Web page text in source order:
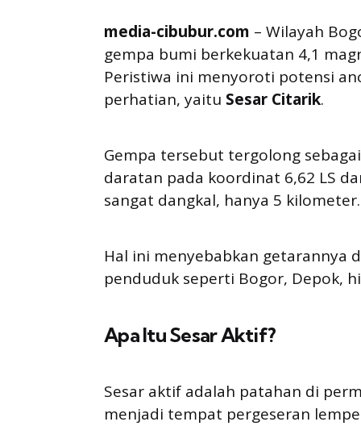
media-cibubur.com – Wilayah
gempa bumi berkekuatan 4,1
Peristiwa ini menyoroti potensi
perhatian, yaitu Sesar Citarik.
Gempa tersebut tergolong
daratan pada koordinat 6,62 LS
sangat dangkal, hanya 5 kilometer.
Hal ini menyebabkan getarannya
penduduk seperti Bogor, Depok,
Apa Itu Sesar Aktif?
Sesar aktif adalah patahan di
menjadi tempat pergeseran